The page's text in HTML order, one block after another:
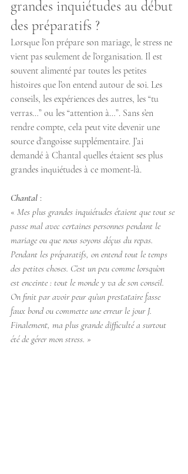
grandes inquiétudes au début
des préparatifs ?
Lorsque l’on prépare son mariage, le stress ne
vient pas seulement de l’organisation. Il est
souvent alimenté par toutes les petites
histoires que l’on entend autour de soi. Les
conseils, les expériences des autres, les “tu
verras…” ou les “attention à…”. Sans s’en
rendre compte, cela peut vite devenir une
source d’angoisse supplémentaire. J’ai
demandé à Chantal quelles étaient ses plus
grandes inquiétudes à ce moment-là.
Chantal :
« Mes plus grandes inquiétudes étaient que tout se
passe mal avec certaines personnes pendant le
mariage ou que nous soyons déçus du repas.
Pendant les préparatifs, on entend tout le temps
des petites choses. C’est un peu comme lorsqu’on
est enceinte : tout le monde y va de son conseil.
On finit par avoir peur qu’un prestataire fasse
faux bond ou commette une erreur le jour J.
Finalement, ma plus grande difficulté a surtout
été de gérer mon stress. »